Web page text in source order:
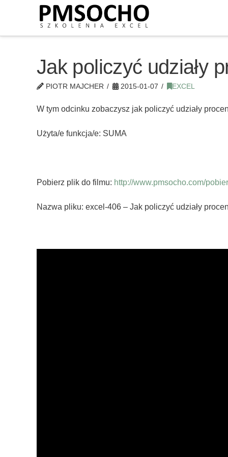
Jak policzyć udziały
PIOTR MAJCHER 2015-01-07 EXCEL
W tym odcinku zobaczysz jak policzyć udziały
Użyta/e funkcja/e: SUMA
Pobierz plik do filmu: http://www.pmsocho.com/
Nazwa pliku: excel-406 – Jak policzyć udziały